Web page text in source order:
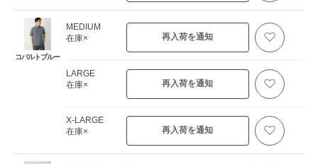
コバルトブルー
MEDIUM
在庫×
再入荷を通知
LARGE
在庫×
再入荷を通知
X-LARGE
在庫×
再入荷を通知